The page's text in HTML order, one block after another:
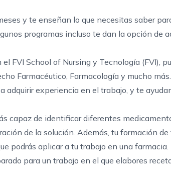
y te enseñan lo que necesitas saber
programas incluso te dan la opción de
el FVI School of Nursing y Tecnología (FVI),
Farmacéutico, Farmacología y mucho
adquirir experiencia en el trabajo, y te
capaz de identificar diferentes
de la solución. Además, tu formación
podrás aplicar a tu trabajo en una
para un trabajo en el que elabores